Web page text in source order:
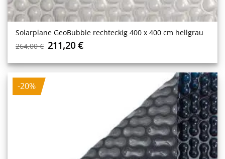
Solarplane GeoBubble rechteckig 400 x 400 cm hellgrau
264,00€ Ursprünglicher
Preis
war:
264,00 €
211,20€Aktueller
ist:
211,20 €.
-20%